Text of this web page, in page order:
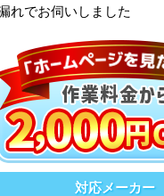
れでお伺いしました
対応メーカー